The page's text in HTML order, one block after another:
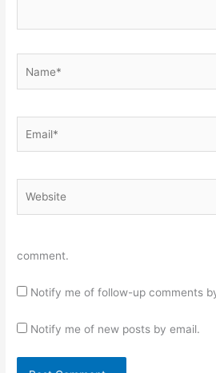
comment.
Notify me of follow-up comments
Notify me of new posts by email.